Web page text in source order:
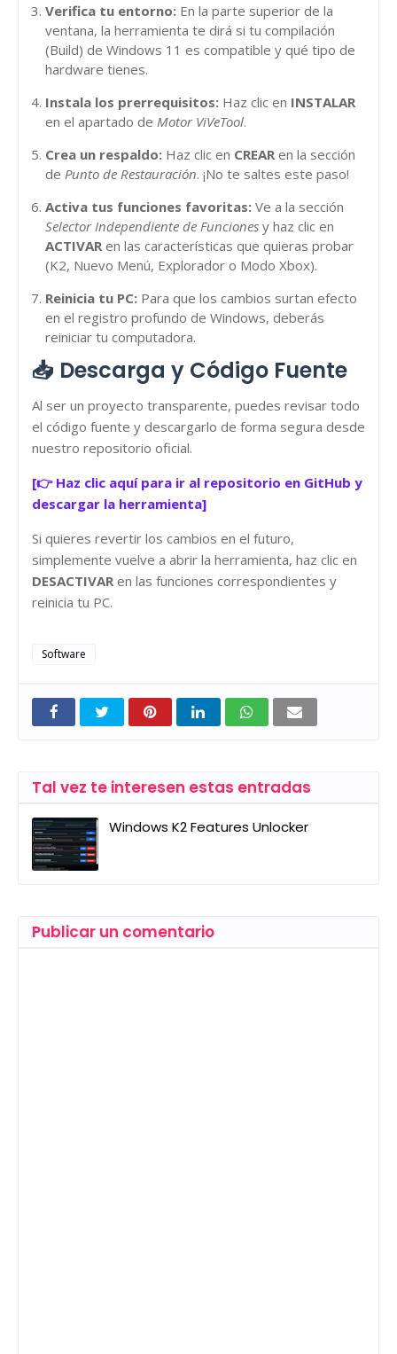
Verifica tu entorno: En la parte superior de la
ventana, la herramienta te dirá si tu compilación
(Build) de Windows 11 es compatible y qué tipo de
hardware tienes.
Instala los prerrequisitos: Haz clic en INSTALAR
en el apartado de Motor ViVeTool.
Crea un respaldo: Haz clic en CREAR en la sección
de Punto de Restauración. ¡No te saltes este paso!
Activa tus funciones favoritas: Ve a la sección
Selector Independiente de Funciones y haz clic en
ACTIVAR en las características que quieras probar
(K2, Nuevo Menú, Explorador o Modo Xbox).
Reinicia tu PC: Para que los cambios surtan efecto
en el registro profundo de Windows, deberás
reiniciar tu computadora.
📥 Descarga y Código Fuente
Al ser un proyecto transparente, puedes revisar todo
el código fuente y descargarlo de forma segura desde
nuestro repositorio oficial.
[👉 Haz clic aquí para ir al repositorio en GitHub y
descargar la herramienta]
Si quieres revertir los cambios en el futuro,
simplemente vuelve a abrir la herramienta, haz clic en
DESACTIVAR en las funciones correspondientes y
reinicia tu PC.
Software
Tal vez te interesen estas entradas
Windows K2 Features Unlocker
Publicar un comentario